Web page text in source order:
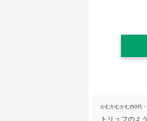
かむかむかむ(50代
トリュフのよ